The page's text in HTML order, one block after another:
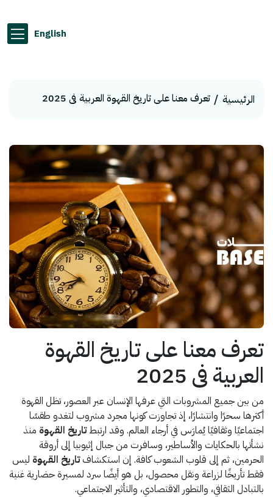
English
الرئيسية تعرف معنا على تاريخ القهوة العربية فى 2025
تعرف معنا على تاريخ القهوة
العربية فى 2025
من بين جميع المشروبات التي عرفها الإنسان عبر العصور، تظل القهوة
أكثرها سحرًا وانتشارًا، إذ تجاوزت كونها مجرد مشروب لتغدو طقسًا
اجتماعيًا وثقافيًا يُمارَس في أرجاء العالم. وقد ارتبطتاريخ القهوة منذ
نشأتها بالحكايات والأساطير، وسافرت من جبال إثيوبيا إلى أروقة
الحرمين، ثم إلى قلوب الشعوب كافة. إن استكشافتاريخ القهوة ليس
فقط تأريخًا لزراعة ونقل محصول، بل هو أيضًا سرد لمسيرة حضارية غنية
بالتبادل الثقافي، والتطور الاقتصادي، والتأثير الاجتماعي.